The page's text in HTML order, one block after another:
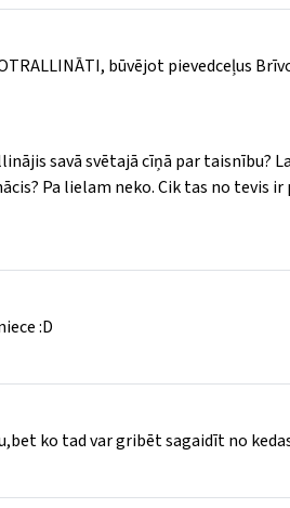
būvējot pievedceļus
savā svētajā cīņā par taisnību?
Pa lielam neko. Cik tas no tevis
:D
ko tad var gribēt sagaidīt no